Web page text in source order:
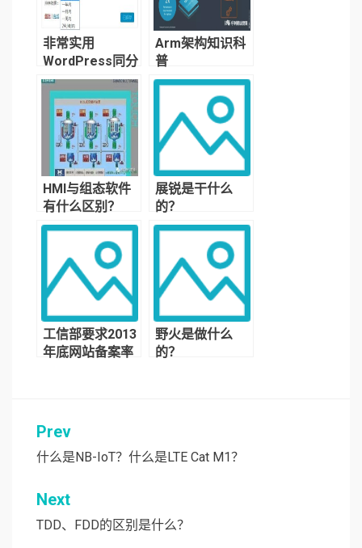
非常实用
WordPress同分
类文章列表小工
具
Arm架构知识科
普
HMI与组态软件
有什么区别？
展锐是干什么
的？
工信部要求2013
年底网站备案率
野火是做什么
的？
文
章
导
航
Prev
什么是NB-IoT？什么是LTE Cat M1？
Next
TDD、FDD的区别是什么？